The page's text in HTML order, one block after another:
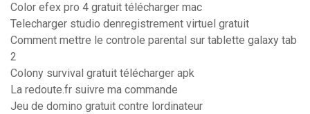
Color efex pro 4 gratuit télécharger mac
Telecharger studio denregistrement virtuel gratuit
Comment mettre le controle parental sur tablette galaxy tab
2
Colony survival gratuit télécharger apk
La redoute.fr suivre ma commande
Jeu de domino gratuit contre lordinateur